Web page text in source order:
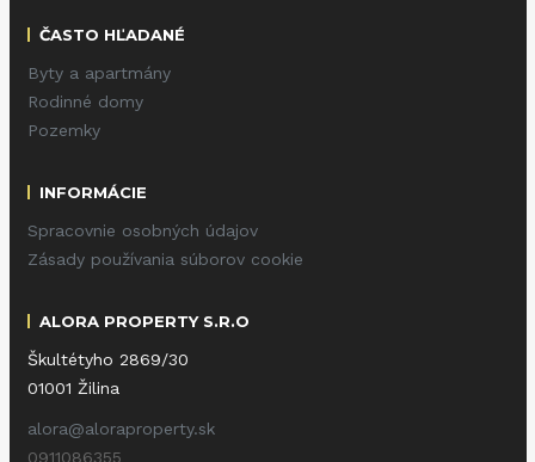
ČASTO HĽADANÉ
Byty a apartmány
Rodinné domy
Pozemky
INFORMÁCIE
Spracovnie osobných údajov
Zásady používania súborov cookie
ALORA PROPERTY S.R.O
Škultétyho 2869/30
01001 Žilina
alora@aloraproperty.sk
0911086355